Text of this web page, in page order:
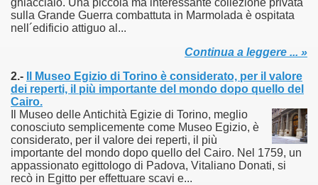
ghiacciaio. Una piccola ma interessante collezione privata
sulla Grande Guerra combattuta in Marmolada è ospitata
nell´edificio attiguo al...
Continua a leggere ... »
2.-
Il Museo Egizio di Torino è considerato, per il valore
dei reperti, il più importante del mondo dopo quello del
Cairo.
Il Museo delle Antichità Egizie di Torino, meglio
conosciuto semplicemente come Museo Egizio, è
considerato, per il valore dei reperti, il più
importante del mondo dopo quello del Cairo. Nel 1759, un
appassionato egittologo di Padova, Vitaliano Donati, si
recò in Egitto per effettuare scavi e...